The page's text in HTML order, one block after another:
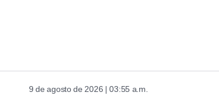
9 de agosto de 2026 | 03:55 a.m.